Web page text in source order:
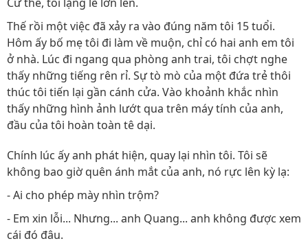
Thế rồi một việc đã xảy ra vào đúng năm tôi 15 tuổi.
Hôm ấy bố mẹ tôi đi làm về muộn, chỉ có hai anh em tôi
ở nhà. Lúc đi ngang qua phòng anh trai, tôi chợt nghe
thấy những tiếng rên rỉ. Sự tò mò của một đứa trẻ thôi
thúc tôi tiến lại gần cánh cửa. Vào khoảnh khắc nhìn
thấy những hình ảnh lướt qua trên máy tính của anh,
đầu của tôi hoàn toàn tê dại.
Chính lúc ấy anh phát hiện, quay lại nhìn tôi. Tôi sẽ
không bao giờ quên ánh mắt của anh, nó rực lên kỳ lạ:
- Ai cho phép mày nhìn trộm?
- Em xin lỗi... Nhưng... anh Quang... anh không được xem
cái đó đâu.